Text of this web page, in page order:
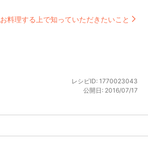
お料理する上で知っていただきたいこと
レシピID: 1770023043
公開日: 2016/07/17